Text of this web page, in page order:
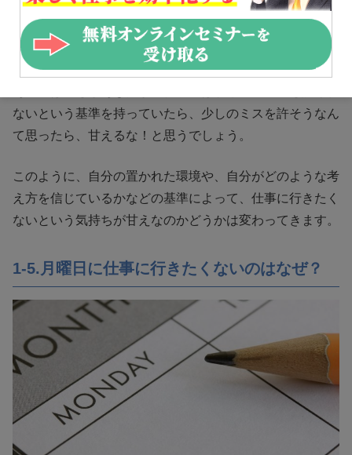
ち込めばいい、そして、それを教訓として今後に活かせば
いいという集団の中にいれば、落ち込むことは甘えではな
くなります。
ないという基準を持っていたら、少しのミスを許そうなん
て思ったら、甘えるな！と思うでしょう。
このように、自分の置かれた環境や、自分がどのような考
え方を信じているかなどの基準によって、仕事に行きたく
ないという気持ちが甘えなのかどうかは変わってきます。
1-5.月曜日に仕事に行きたくないのはなぜ？